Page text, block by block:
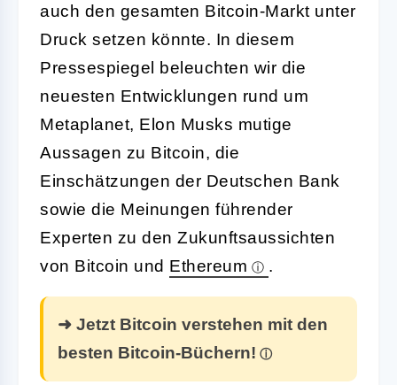
auch den gesamten Bitcoin-Markt unter
Druck setzen könnte. In diesem
Pressespiegel beleuchten wir die
neuesten Entwicklungen rund um
Metaplanet, Elon Musks mutige
Aussagen zu Bitcoin, die
Einschätzungen der Deutschen Bank
sowie die Meinungen führender
Experten zu den Zukunftsaussichten
von Bitcoin und Ethereum .
➜ Jetzt Bitcoin verstehen mit den
besten Bitcoin-Büchern!